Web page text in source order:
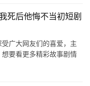
死后他悔不当初短剧
广大网友们的喜爱，主
要看更多精彩故事剧情